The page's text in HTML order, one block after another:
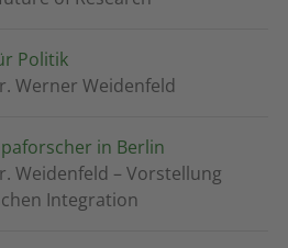
Politik
Werner Weidenfeld
in Berlin
Weidenfeld – Vorstellung
Integration